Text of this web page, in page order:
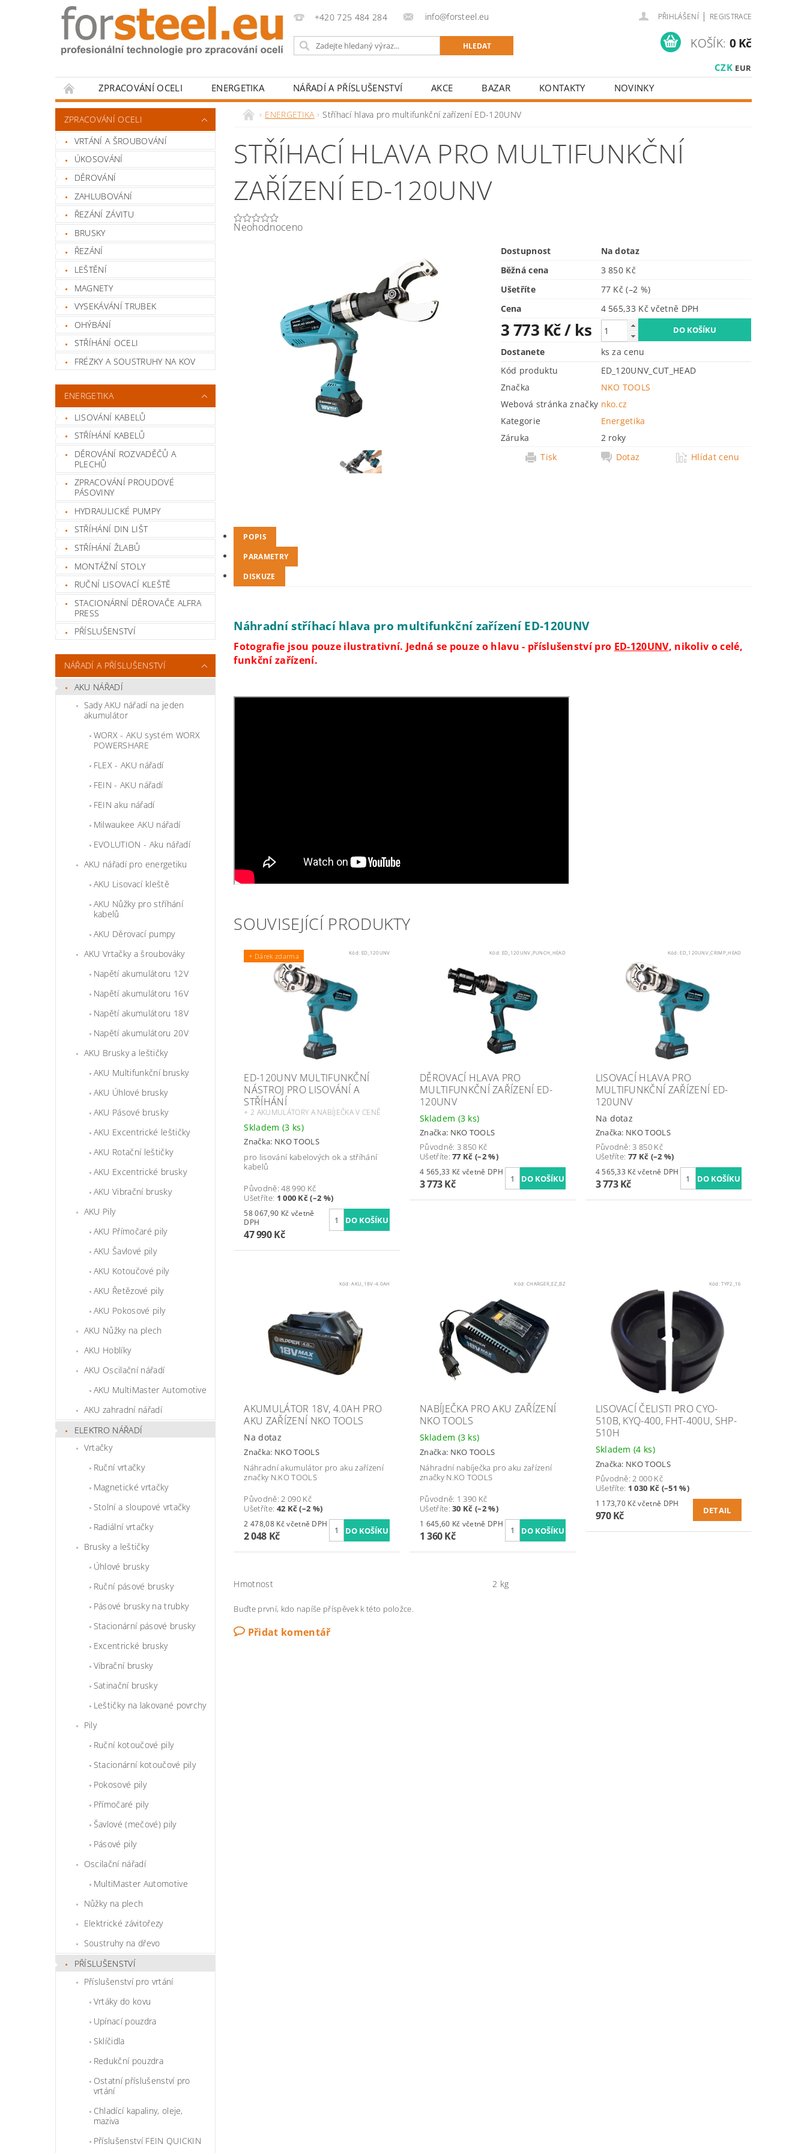
+420 725 484 284 info@forsteel.eu PŘIHLÁŠENÍ | REGISTRACE
CZK EUR
KOŠÍK: 0 Kč
ZPRACOVÁNÍ OCELI ENERGETIKA NÁŘADÍ A PŘÍSLUŠENSTVÍ AKCE BAZAR KONTAKTY
NOVINKY
HODNOCENÍ OBCHODU
ZPRACOVÁNÍ OCELI
VRTÁNÍ A ŠROUBOVÁNÍ
ÚKOSOVÁNÍ
DĚROVÁNÍ
ZAHLUBOVÁNÍ
ŘEZÁNÍ ZÁVITU
BRUSKY
ŘEZÁNÍ
LEŠTĚNÍ
MAGNETY
VYSEKÁVÁNÍ TRUBEK
OHÝBÁNÍ
STŘÍHÁNÍ OCELI
FRÉZKY A SOUSTRUHY NA KOV
ENERGETIKA
LISOVÁNÍ KABELŮ
STŘÍHÁNÍ KABELŮ
DĚROVÁNÍ ROZVADĚČŮ A
PLECHŮ
ZPRACOVÁNÍ PROUDOVÉ
PÁSOVINY
HYDRAULICKÉ PUMPY
STŘÍHÁNÍ DIN LIŠT
STŘÍHÁNÍ ŽLABŮ
MONTÁŽNÍ STOLY
RUČNÍ LISOVACÍ KLEŠTĚ
STACIONÁRNÍ DĚROVAČE ALFRA
PRESS
PŘÍSLUŠENSTVÍ
NÁŘADÍ A PŘÍSLUŠENSTVÍ
AKU NÁŘADÍ
Sady AKU nářadí na jeden
akumulátor
WORX - AKU systém WORX
POWERSHARE
FLEX - AKU nářadí
FEIN - AKU nářadí
FEIN aku nářadí
Milwaukee AKU nářadí
EVOLUTION - Aku nářadí
AKU nářadí pro energetiku
AKU Lisovací kleště
AKU Nůžky pro stříhání
kabelů
AKU Děrovací pumpy
AKU Vrtačky a šroubováky
Napětí akumulátoru 12V
Napětí akumulátoru 16V
Napětí akumulátoru 18V
Napětí akumulátoru 20V
AKU Brusky a leštičky
AKU Multifunkční brusky
AKU Úhlové brusky
AKU Pásové brusky
AKU Excentrické leštičky
AKU Rotační leštičky
AKU Excentrické brusky
AKU Vibrační brusky
AKU Pily
AKU Přímočaré pily
AKU Šavlové pily
AKU Kotoučové pily
AKU Řetězové pily
AKU Pokosové pily
AKU Nůžky na plech
AKU Hoblíky
AKU Oscilační nářadí
AKU MultiMaster Automotive
AKU zahradní nářadí
ELEKTRO NÁŘADÍ
Vrtačky
Ruční vrtačky
Magnetické vrtačky
Stolní a sloupové vrtačky
Radiální vrtačky
Brusky a leštičky
Úhlové brusky
Ruční pásové brusky
Pásové brusky na trubky
Stacionární pásové brusky
Excentrické brusky
Vibrační brusky
Satinační brusky
Leštičky na lakované povrchy
Pily
Ruční kotoučové pily
Stacionární kotoučové pily
Pokosové pily
Přímočaré pily
Šavlové (mečové) pily
Pásové pily
Oscilační nářadí
MultiMaster Automotive
Nůžky na plech
Elektrické závitořezy
Soustruhy na dřevo
PŘÍSLUŠENSTVÍ
Příslušenství pro vrtání
Vrtáky do kovu
Upínací pouzdra
Sklíčidla
Redukční pouzdra
Ostatní příslušenství pro
vrtání
Chladící kapaliny, oleje,
maziva
Příslušenství FEIN QUICKIN
ENERGETIKA Stříhací hlava pro multifunkční zařízení ED-120UNV
STŘÍHACÍ HLAVA PRO MULTIFUNKČNÍ
ZAŘÍZENÍ ED-120UNV
Neohodnoceno
Dostupnost
Na dotaz
Běžná cena
3 850 Kč
Ušetříte
77 Kč(–2 %)
Cena
4 565,33 Kč včetně DPH
3 773 Kč/ ks
Dostanete
ks za cenu
Kód produktu
ED_120UNV_CUT_HEAD
Značka
NKO TOOLS
Webová stránka značky nko.cz
Kategorie
Energetika
Záruka
2 roky
Tisk
Dotaz Hlídat cenu
POPIS
PARAMETRY
DISKUZE
Náhradní stříhací hlava pro multifunkční zařízení ED-120UNV
Fotografie jsou pouze ilustrativní. Jedná se pouze o hlavu - příslušenství pro ED-120UNV, nikoliv o celé,
funkční zařízení.
SOUVISEJÍCÍ PRODUKTY
+ Dárek zdarma Kód: ED_120UNV
ED-120UNV MULTIFUNKČNÍ
NÁSTROJ PRO LISOVÁNÍ A
STŘÍHÁNÍ
+ 2 AKUMULÁTORY A NABÍJEČKA V CENĚ
Skladem (3 ks)
Značka: NKO TOOLS
pro lisování kabelových ok a stříhání
kabelů
Původně:48 990 Kč
Ušetříte: 1 000 Kč (–2 %)
58 067,90 Kč včetně
DPH
47 990 Kč
Kód: ED_120UNV_PUNCH_HEAD
DĚROVACÍ HLAVA PRO
MULTIFUNKČNÍ ZAŘÍZENÍ ED-
120UNV
Skladem (3 ks)
Značka: NKO TOOLS
Původně: 3 850 Kč
Ušetříte:77 Kč (–2 %)
4 565,33 Kč včetně DPH
3 773 Kč
Kód:ED_120UNV_CRIMP_HEAD
LISOVACÍ HLAVA PRO
MULTIFUNKČNÍ ZAŘÍZENÍ ED-
120UNV
Na dotaz
Značka: NKO TOOLS
Původně:3 850 Kč
Ušetříte: 77 Kč (–2 %)
4 565,33 Kč včetně DPH
3 773 Kč
Kód:AKU_18V-4.0AH
AKUMULÁTOR 18V, 4.0AH PRO
AKU ZAŘÍZENÍ NKO TOOLS
Na dotaz
Značka: NKO TOOLS
Náhradní akumulátor pro aku zařízení
značky N.KO TOOLS
Původně:2 090 Kč
Ušetříte: 42 Kč (–2 %)
2 478,08 Kč včetně DPH
2 048 Kč
Kód: CHARGER_EZ_BZ
NABÍJEČKA PRO AKU ZAŘÍZENÍ
NKO TOOLS
Skladem (3 ks)
Značka: NKO TOOLS
Náhradní nabíječka pro aku zařízení
značky N.KO TOOLS
Původně: 1 390 Kč
Ušetříte:30 Kč (–2 %)
1 645,60 Kč včetně DPH
1 360 Kč
Kód:TYP2_16
LISOVACÍ ČELISTI PRO CYO-
510B, KYQ-400, FHT-400U, SHP-
510H
Skladem(4 ks)
Značka: NKO TOOLS
Původně:2 000 Kč
Ušetříte: 1 030 Kč (–51 %)
1 173,70 Kč včetně DPH
970 Kč DETAIL
Hmotnost 2 kg
Buďte první, kdo napíše příspěvek k této položce.
Přidat komentář